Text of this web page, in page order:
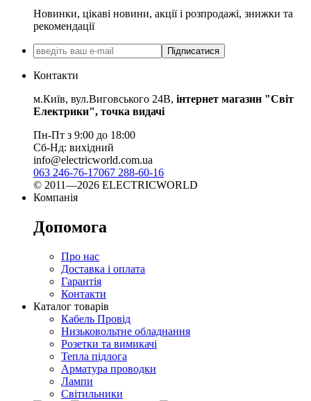
Новинки, цікаві новини, акції і розпродажі, знижки та
рекомендації
Підписатися
Контакти
м.Київ, вул.Виговського 24В, інтернет магазин "Світ
Електрики", точка видачі
Пн-Пт з 9:00 до 18:00
Сб-Нд: вихідний
info@electricworld.com.ua
063 246-76-17067 288-60-16
© 2011—2026 ELECTRICWORLD
Компанія
Допомога
Про нас
Доставка і оплата
Гарантія
Контакти
Каталог товарів
Кабель Провід
Низьковольтне обладнання
Розетки та вимикачі
Тепла підлога
Арматура проводки
Лампи
Світильники